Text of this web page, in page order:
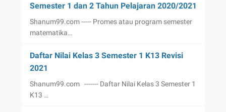
Semester 1 dan 2 Tahun Pelajaran 2020/2021
Shanum99.com ----- Promes atau program semester
matematika…
Daftar Nilai Kelas 3 Semester 1 K13 Revisi
2021
Shanum99.com ------- Daftar Nilai Kelas 3 Semester 1
K13 …